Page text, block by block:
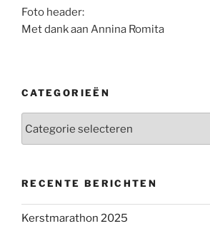
Foto header:
Met dank aan Annina Romita
CATEGORIEËN
RECENTE BERICHTEN
Kerstmarathon 2025